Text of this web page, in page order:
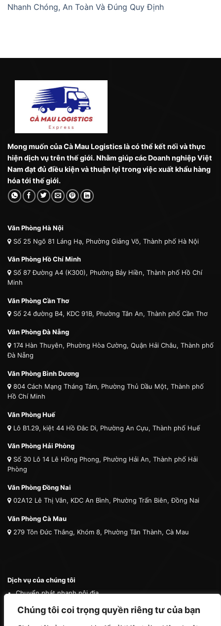
Chúng tôi coi trọng quyền riêng tư của bạn
Nhanh Chóng, An Toàn Và Đúng Quy Định
Mong muốn của Cà Mau Logistics là có thể kết nối và thực
hiện dịch vụ trên thế giới. Nhằm giúp các Doanh nghiệp Việt
Nam đạt đủ điều kiện và thuận lợi trong việc xuất khẩu hàng
hóa tới thế giới.
Văn Phòng Hà Nội
Số 25 Ngõ 81 Láng Hạ, Phường Giảng Võ, Thành phố Hà Nội
Văn Phòng Hồ Chí Minh
Số 87 Đường A4 (K300), Phường Bảy Hiền, Thành phố Hồ Chí
Minh
Văn Phòng Cần Thơ
Số 24 đường B4, KDC 91B, Phường Tân An, Thành phố Cần Thơ
Văn Phòng Đà Nẵng
174 Hàn Thuyên, Phường Hòa Cường, Quận Hải Châu, Thành phố
Đà Nẵng
Văn Phòng Bình Dương
804 Cách Mạng Tháng Tám, Phường Thủ Dầu Một, Thành phố
Hồ Chí Minh
Văn Phòng Huế
Lô B1.29, kiệt 44 Hồ Đắc Di, Phường An Cựu, Thành phố Huế
Văn Phòng Hải Phòng
Số 30 Lô 14 Lê Hồng Phong, Phường Hải An, Thành phố Hải
Phòng
Văn Phòng Đồng Nai
02A12 Lê Thị Vân, KDC An Bình, Phường Trấn Biên, Đồng Nai
Văn Phòng Cà Mau
279 Tôn Đức Thắng, Khóm 8, Phường Tân Thành, Cà Mau
Dịch vụ của chúng tôi
Chuyển phát nhanh nội địa
Chuyển phát nhanh quốc tế